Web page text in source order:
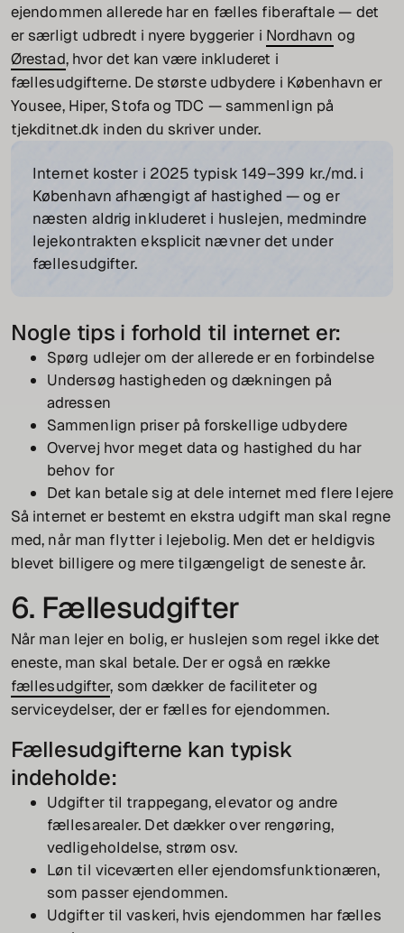
ejendommen allerede har en fælles fiberaftale — det
er særligt udbredt i nyere byggerier i Nordhavn og
Ørestad, hvor det kan være inkluderet i
fællesudgifterne. De største udbydere i København er
Yousee, Hiper, Stofa og TDC — sammenlign på
tjekditnet.dk inden du skriver under.
Internet koster i 2025 typisk 149–399 kr./md. i
København afhængigt af hastighed — og er
næsten aldrig inkluderet i huslejen, medmindre
lejekontrakten eksplicit nævner det under
fællesudgifter.
Nogle tips i forhold til internet er:
Spørg udlejer om der allerede er en forbindelse
Undersøg hastigheden og dækningen på
adressen
Sammenlign priser på forskellige udbydere
Overvej hvor meget data og hastighed du har
behov for
Det kan betale sig at dele internet med flere lejere
Så internet er bestemt en ekstra udgift man skal regne
med, når man flytter i lejebolig. Men det er heldigvis
blevet billigere og mere tilgængeligt de seneste år.
6. Fællesudgifter
Når man lejer en bolig, er huslejen som regel ikke det
eneste, man skal betale. Der er også en række
fællesudgifter, som dækker de faciliteter og
serviceydelser, der er fælles for ejendommen.
Fællesudgifterne kan typisk
indeholde:
Udgifter til trappegang, elevator og andre
fællesarealer. Det dækker over rengøring,
vedligeholdelse, strøm osv.
Løn til viceværten eller ejendomsfunktionæren,
som passer ejendommen.
Udgifter til vaskeri, hvis ejendommen har fælles